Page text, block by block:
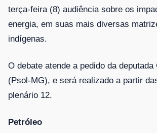
terça-feira (8) audiência sobre os
energia, em suas mais diversas
indígenas.
O debate atende a pedido da
(Psol-MG), e será realizado a partir
plenário 12.
Petróleo